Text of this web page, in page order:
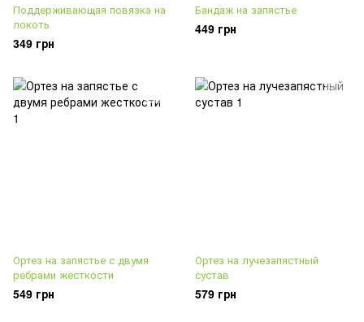
Поддерживающая повязка на
локоть
349 грн
Бандаж на запястье
449 грн
Ортез на запястье с двумя
ребрами жесткости
549 грн
Ортез на лучезапястный
сустав
579 грн